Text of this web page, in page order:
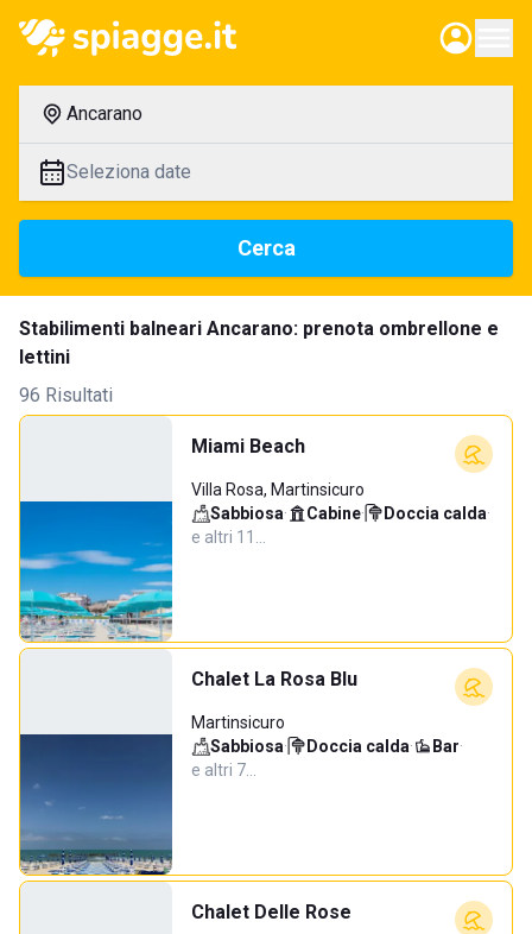
Ancarano
Seleziona date
Cerca
Stabilimenti balneari Ancarano: prenota ombrellone e
lettini
96 Risultati
Miami Beach
Villa Rosa, Martinsicuro
Sabbiosa· Cabine· Doccia calda·
e altri 11…
Chalet La Rosa Blu
Martinsicuro
Sabbiosa· Doccia calda· Bar·
e altri 7…
Chalet Delle Rose